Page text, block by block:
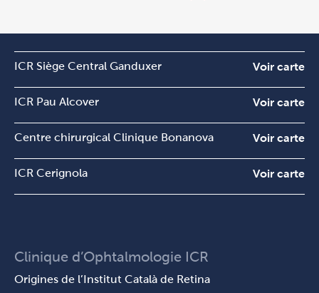
ICR Siège Central Ganduxer Voir carte
ICR Pau Alcover Voir carte
Centre chirurgical Clinique Bonanova Voir carte
ICR Cerignola Voir carte
Clinique d’Ophtalmologie ICR
Origines de l’Institut Català de Retina